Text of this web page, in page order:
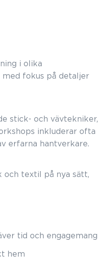
i olika
fokus på detaljer
stick- och vävtekniker,
inkluderar ofta
erfarna hantverkare.
och textil på nya sätt,
tid och engagemang
hem